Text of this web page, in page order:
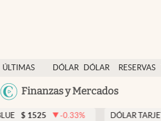
ÚLTIMAS
NOTICIAS
DÓLAR
DÓLAR
RESERVAS
Finanzas y Mercados
Dólar
Members
Economía y Política
-0.33% DÓLAR TARJETA $ 1976